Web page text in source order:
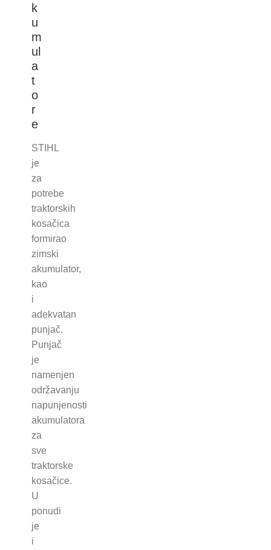
k
u
m
ul
a
t
o
r
e
STIHL
je
za
potrebe
traktorskih
kosačica
formirao
zimski
akumulator,
kao
i
adekvatan
punjač.
Punjač
je
namenjen
održavanju
napunjenosti
akumulatora
za
sve
traktorske
kosačice.
U
ponudi
je
i